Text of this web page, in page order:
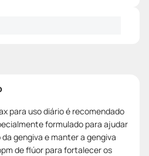
para uso diário é recomendado
formulado para ajudar
gengiva e manter a gengiva
de flúor para fortalecer os